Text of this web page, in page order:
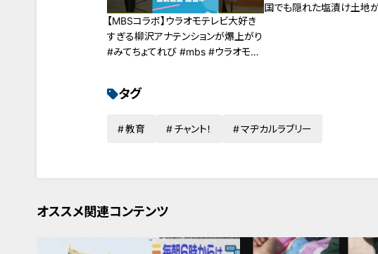
【MBSコラボ】ウラオモテレビ大好き
すぎる柳沢アナテンションが爆上がり
#みてちょてれび #mbs #ウラオモテ
国でも隠れた塩漬け土地
タグ
教育 チャント！ マヂカルラブリー
オススメ関連コンテンツ